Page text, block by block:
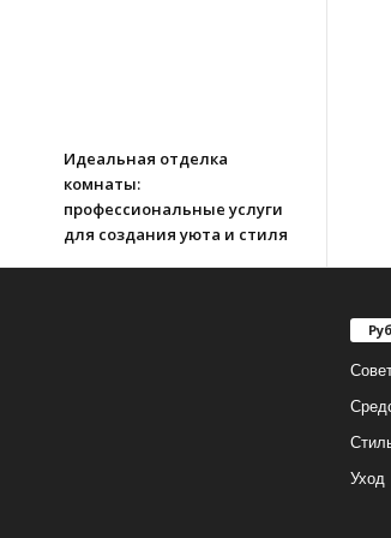
Идеальная отделка
комнаты:
профессиональные услуги
для создания уюта и стиля
Уход